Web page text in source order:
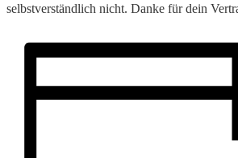
selbstverständlich nicht. Danke für dein